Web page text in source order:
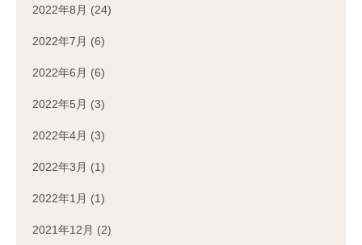
2022年8月 (24)
2022年7月 (6)
2022年6月 (6)
2022年5月 (3)
2022年4月 (3)
2022年3月 (1)
2022年1月 (1)
2021年12月 (2)